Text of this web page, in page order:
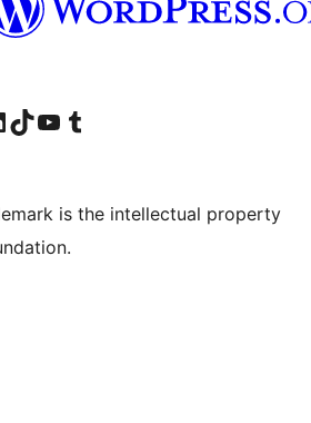
页访问我们的 TikTok 账号访问我们的 YouTube 频道 访问我们的 Tumblr 账号
is the intellectual property